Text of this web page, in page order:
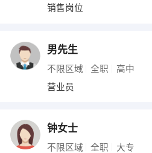
销售岗位
男先生
不限区域 全职 高中
营业员
钟女士
不限区域 全职 大专